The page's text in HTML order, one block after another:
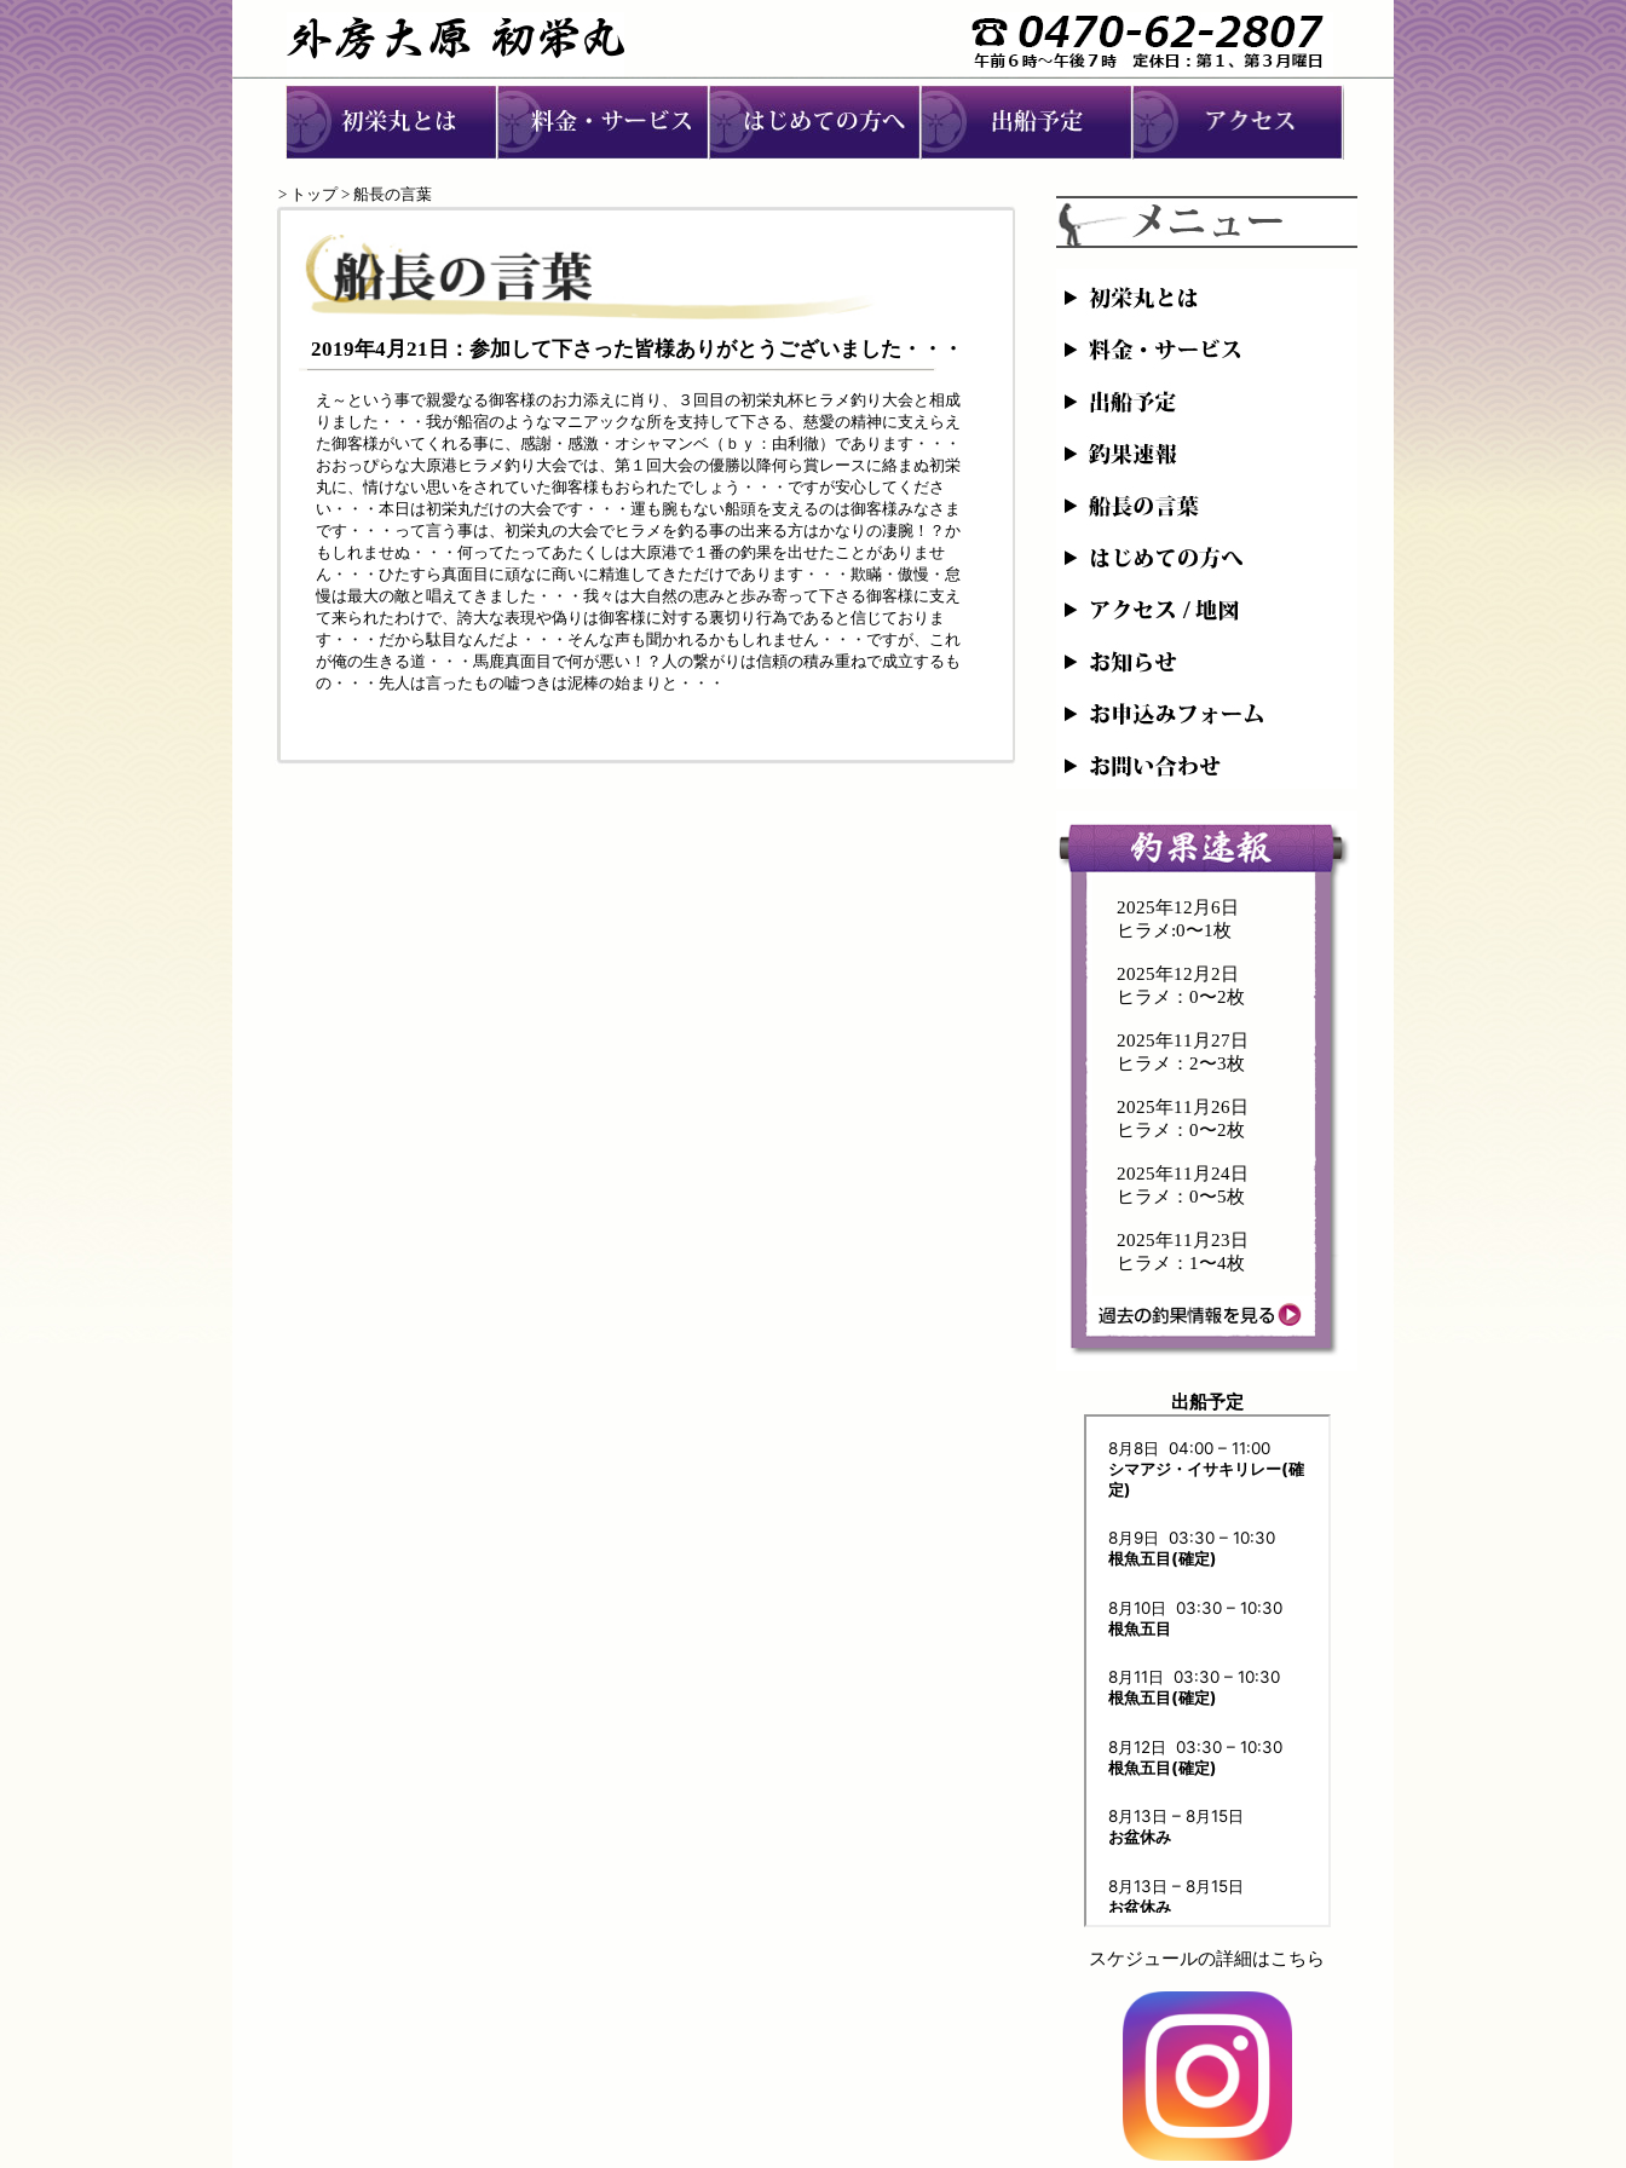
> トップ> 船長の言葉
2019年4月21日：参加して下さった皆様ありがとうございました・・・
え～という事で親愛なる御客様のお力添えに肖り、３回目の初栄丸杯ヒラメ釣り大会と相成
りました・・・我が船宿のようなマニアックな所を支持して下さる、慈愛の精神に支えらえ
た御客様がいてくれる事に、感謝・感激・オシャマンベ（ｂｙ：由利徹）であります・・・
おおっぴらな大原港ヒラメ釣り大会では、第１回大会の優勝以降何ら賞レースに絡まぬ初栄
丸に、情けない思いをされていた御客様もおられたでしょう・・・ですが安心してくださ
い・・・本日は初栄丸だけの大会です・・・運も腕もない船頭を支えるのは御客様みなさま
です・・・って言う事は、初栄丸の大会でヒラメを釣る事の出来る方はかなりの凄腕！？か
もしれませぬ・・・何ってたってあたくしは大原港で１番の釣果を出せたことがありませ
ん・・・ひたすら真面目に頑なに商いに精進してきただけであります・・・欺瞞・傲慢・怠
慢は最大の敵と唱えてきました・・・我々は大自然の恵みと歩み寄って下さる御客様に支え
て来られたわけで、誇大な表現や偽りは御客様に対する裏切り行為であると信じておりま
す・・・だから駄目なんだよ・・・そんな声も聞かれるかもしれません・・・ですが、これ
が俺の生きる道・・・馬鹿真面目で何が悪い！？人の繋がりは信頼の積み重ねで成立するも
の・・・先人は言ったもの嘘つきは泥棒の始まりと・・・
2025年12月6日
ヒラメ:0〜1枚
2025年12月2日
ヒラメ：0〜2枚
2025年11月27日
ヒラメ：2〜3枚
2025年11月26日
ヒラメ：0〜2枚
2025年11月24日
ヒラメ：0〜5枚
2025年11月23日
ヒラメ：1〜4枚
出船予定
スケジュールの詳細はこちら